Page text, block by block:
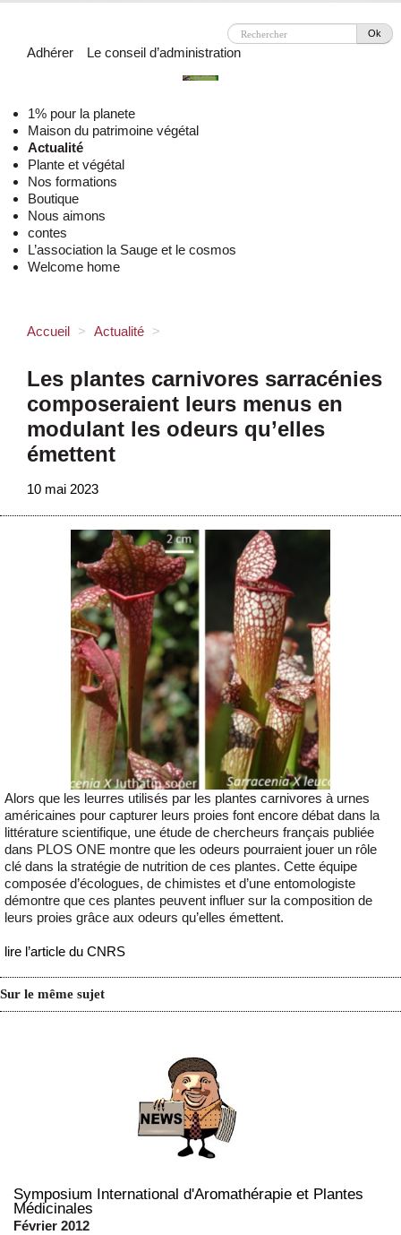
Ok
Adhérer Le conseil d’administration
1% pour la planete
Maison du patrimoine végétal
Actualité
Plante et végétal
Nos formations
Boutique
Nous aimons
contes
L’association la Sauge et le cosmos
Welcome home
Accueil > Actualité >
Les plantes carnivores sarracénies
composeraient leurs menus en
modulant les odeurs qu’elles
émettent
10 mai 2023
Alors que les leurres utilisés par les plantes carnivores à urnes
américaines pour capturer leurs proies font encore débat dans la
littérature scientifique, une étude de chercheurs français publiée
dans PLOS ONE montre que les odeurs pourraient jouer un rôle
clé dans la stratégie de nutrition de ces plantes. Cette équipe
composée d’écologues, de chimistes et d’une entomologiste
démontre que ces plantes peuvent influer sur la composition de
leurs proies grâce aux odeurs qu’elles émettent.
lire l’article du CNRS
Sur le même sujet
Symposium International d'Aromathérapie et Plantes
Médicinales
Février 2012